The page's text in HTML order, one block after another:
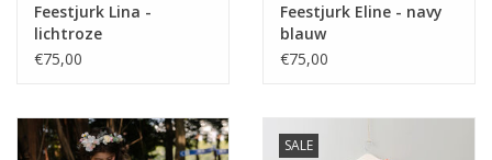
Feestjurk Lina -
lichtroze
€75,00
Feestjurk Eline - navy
blauw
€75,00
SALE